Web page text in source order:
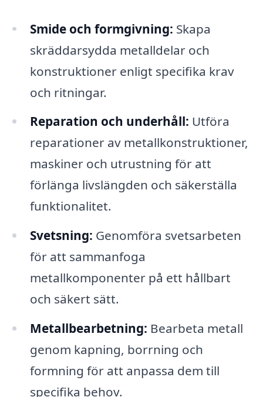
Smide och formgivning: Skapa
skräddarsydda metalldelar och
konstruktioner enligt specifika krav
och ritningar.
Reparation och underhåll: Utföra
reparationer av metallkonstruktioner,
maskiner och utrustning för att
förlänga livslängden och säkerställa
funktionalitet.
Svetsning: Genomföra svetsarbeten
för att sammanfoga
metallkomponenter på ett hållbart
och säkert sätt.
Metallbearbetning: Bearbeta metall
genom kapning, borrning och
formning för att anpassa dem till
specifika behov.